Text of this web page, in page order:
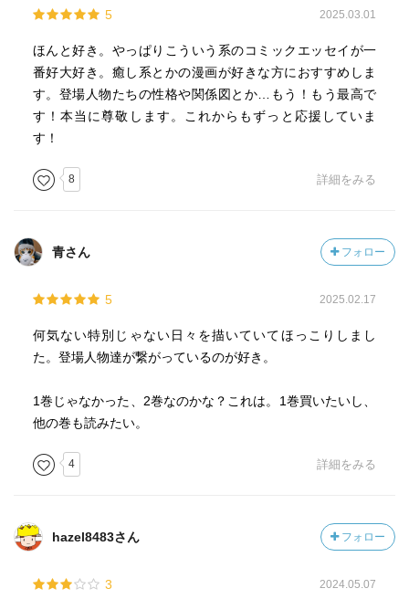
5 2025.03.01
ほんと好き。やっぱりこういう系のコミックエッセイが一
番好大好き。癒し系とかの漫画が好きな方におすすめしま
す。登場人物たちの性格や関係図とか…もう！もう最高で
す！本当に尊敬します。これからもずっと応援していま
す！
8 詳細をみる
青さん フォロー
5 2025.02.17
何気ない特別じゃない日々を描いていてほっこりしまし
た。登場人物達が繋がっているのが好き。
1巻じゃなかった、2巻なのかな？これは。1巻買いたいし、
他の巻も読みたい。
4 詳細をみる
hazel8483さん フォロー
3 2024.05.07